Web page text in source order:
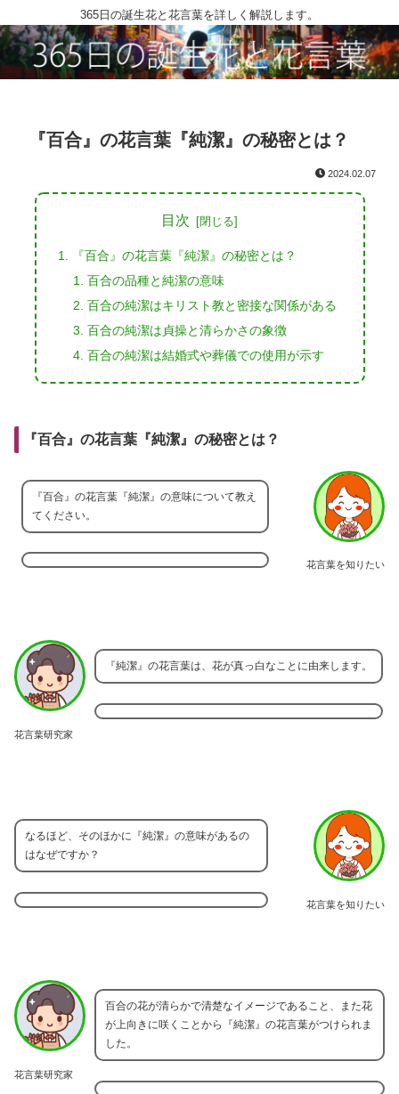
365日の誕生花と花言葉を詳しく解説します。
『百合』の花言葉『純潔』の秘密とは？
2024.02.07
目次
『百合』の花言葉『純潔』の秘密とは？
百合の品種と純潔の意味
百合の純潔はキリスト教と密接な関係がある
百合の純潔は貞操と清らかさの象徴
百合の純潔は結婚式や葬儀での使用が示す
『百合』の花言葉『純潔』の秘密とは？
花言葉を知りたい
『百合』の花言葉『純潔』の意味について教え
てください。
花言葉研究家
『純潔』の花言葉は、花が真っ白なことに由来します。
花言葉を知りたい
なるほど、そのほかに『純潔』の意味があるの
はなぜですか？
花言葉研究家
百合の花が清らかで清楚なイメージであること、また花
が上向きに咲くことから『純潔』の花言葉がつけられま
した。